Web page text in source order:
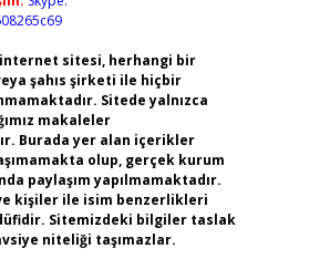
internet sitesi, herhangi bir
şahıs şirketi ile hiçbir
Sitede yalnızca
makaleler
Burada yer alan içerikler
olup, gerçek kurum
paylaşım yapılmamaktadır.
kişiler ile isim benzerlikleri
Sitemizdeki bilgiler taslak
niteliği taşımazlar.